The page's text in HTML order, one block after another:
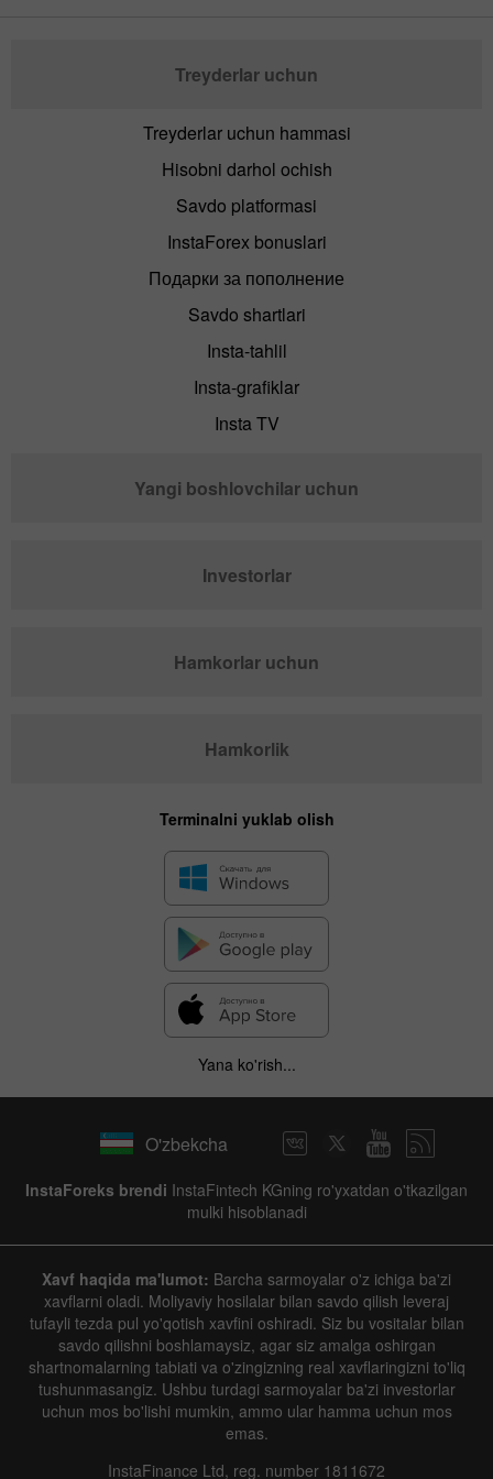
Treyderlar uchun
Treyderlar uchun hammasi
Hisobni darhol ochish
Savdo platformasi
InstaForex bonuslari
Подарки за пополнение
Savdo shartlari
Insta-tahlil
Insta-grafiklar
Insta TV
Yangi boshlovchilar uchun
Investorlar
Hamkorlar uchun
Hamkorlik
Terminalni yuklab olish
Yana ko'rish...
O'zbekcha
InstaForeks brendi InstaFintech KGning ro'yxatdan o'tkazilgan
mulki hisoblanadi
Xavf haqida ma'lumot: Barcha sarmoyalar o'z ichiga ba'zi
xavflarni oladi. Moliyaviy hosilalar bilan savdo qilish leveraj
tufayli tezda pul yo'qotish xavfini oshiradi. Siz bu vositalar bilan
savdo qilishni boshlamaysiz, agar siz amalga oshirgan
shartnomalarning tabiati va o'zingizning real xavflaringizni to'liq
tushunmasangiz. Ushbu turdagi sarmoyalar ba'zi investorlar
uchun mos bo'lishi mumkin, ammo ular hamma uchun mos
emas.
InstaFinance Ltd, reg. number 1811672